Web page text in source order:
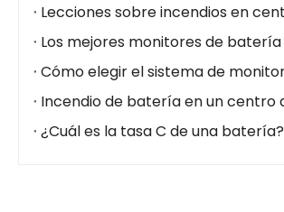
¿Cuál es la tasa C de una batería?